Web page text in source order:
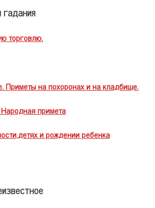
торговлю.
Приметы на похоронах и на кладбище.
примета
и рождении ребенка